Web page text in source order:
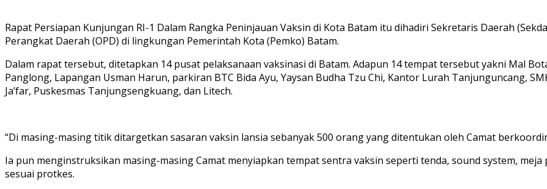
Rapat Persiapan Kunjungan RI-1 Dalam Rangka Peninjauan Vaksin di Kota Batam itu dihadiri Sekretaris Daerah
Perangkat Daerah (OPD) di lingkungan Pemerintah Kota (Pemko) Batam.
Dalam rapat tersebut, ditetapkan 14 pusat pelaksanaan vaksinasi di Batam. Adapun 14 tempat tersebut yakni Mal
Panglong, Lapangan Usman Harun, parkiran BTC Bida Ayu, Yaysan Budha Tzu Chi, Kantor Lurah Tanjunguncang,
Ja’far, Puskesmas Tanjungsengkuang, dan Litech.
“Di masing-masing titik ditargetkan sasaran vaksin lansia sebanyak 500 orang yang ditentukan oleh Camat
Ia pun menginstruksikan masing-masing Camat menyiapkan tempat sentra vaksin seperti tenda, sound system,
sesuai protkes.